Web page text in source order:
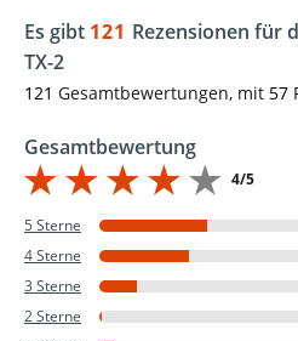
Es gibt 121 Rezensionen für
TX-2
121 Gesamtbewertungen, mit 57
Gesamtbewertung
4/5
5 Sterne
4 Sterne
3 Sterne
2 Sterne